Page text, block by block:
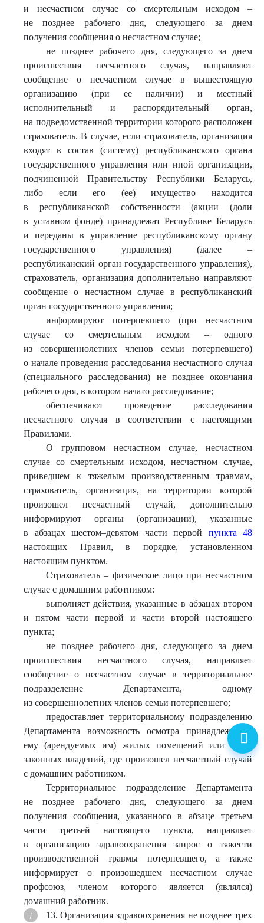
и несчастном случае со смертельным исходом –
не позднее рабочего дня, следующего за днем
получения сообщения о несчастном случае;
не позднее рабочего дня, следующего за днем
происшествия несчастного случая, направляют
сообщение о несчастном случае в вышестоящую
организацию (при ее наличии) и местный
исполнительный и распорядительный орган,
на подведомственной территории которого расположен
страхователь. В случае, если страхователь, организация
входят в состав (систему) республиканского органа
государственного управления или иной организации,
подчиненной Правительству Республики Беларусь,
либо если его (ее) имущество находится
в республиканской собственности (акции (доли
в уставном фонде) принадлежат Республике Беларусь
и переданы в управление республиканскому органу
государственного управления) (далее –
республиканский орган государственного управления),
страхователь, организация дополнительно направляют
сообщение о несчастном случае в республиканский
орган государственного управления;
информируют потерпевшего (при несчастном
случае со смертельным исходом – одного
из совершеннолетних членов семьи потерпевшего)
о начале проведения расследования несчастного случая
(специального расследования) не позднее окончания
рабочего дня, в котором начато расследование;
обеспечивают проведение расследования
несчастного случая в соответствии с настоящими
Правилами.
О групповом несчастном случае, несчастном
случае со смертельным исходом, несчастном случае,
приведшем к тяжелым производственным травмам,
страхователь, организация, на территории которой
произошел несчастный случай, дополнительно
информируют органы (организации), указанные
в абзацах шестом–девятом части первой пункта 48
настоящих Правил, в порядке, установленном
настоящим пунктом.
Страхователь – физическое лицо при несчастном
случае с домашним работником:
выполняет действия, указанные в абзацах втором
и пятом части первой и части второй настоящего
пункта;
не позднее рабочего дня, следующего за днем
происшествия несчастного случая, направляет
сообщение о несчастном случае в территориальное
подразделение Департамента, одному
из совершеннолетних членов семьи потерпевшего;
предоставляет территориальному подразделению
Департамента возможность осмотра принадлежащих
ему (арендуемых им) жилых помещений или иных
законных владений, где произошел несчастный случай
с домашним работником.
Территориальное подразделение Департамента
не позднее рабочего дня, следующего за днем
получения сообщения, указанного в абзаце третьем
части третьей настоящего пункта, направляет
в организацию здравоохранения запрос о тяжести
производственной травмы потерпевшего, а также
информирует о произошедшем несчастном случае
профсоюз, членом которого является (являлся)
домашний работник.
13. Организация здравоохранения не позднее трех